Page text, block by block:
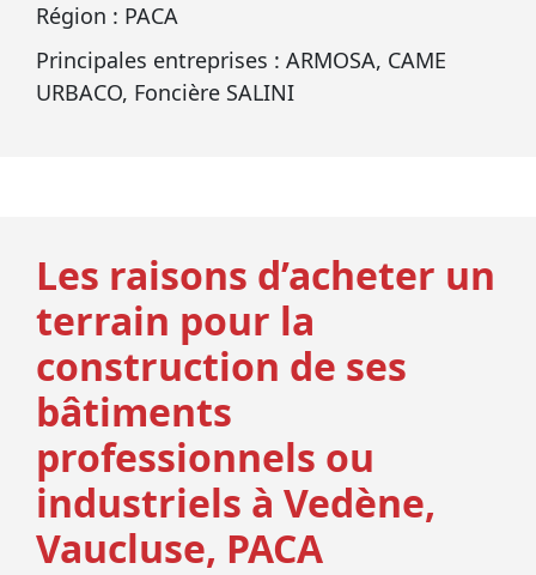
Région : PACA
Principales entreprises : ARMOSA, CAME
URBACO, Foncière SALINI
Les raisons d’acheter un
terrain pour la
construction de ses
bâtiments
professionnels ou
industriels à Vedène,
Vaucluse, PACA